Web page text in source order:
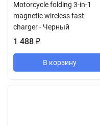
Motorcycle folding 3-in-1
magnetic wireless fast
charger - Черный
1 488 ₽
В корзину